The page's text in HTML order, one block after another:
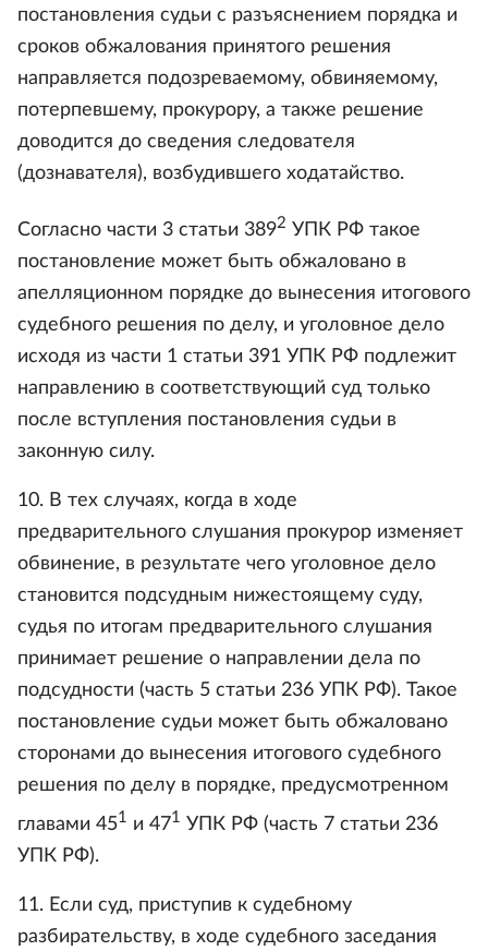
постановления судьи с разъяснением порядка и
сроков обжалования принятого решения
направляется подозреваемому, обвиняемому,
потерпевшему, прокурору, а также решение
доводится до сведения следователя
(дознавателя), возбудившего ходатайство.
Согласно части 3 статьи 3892 УПК РФ такое
постановление может быть обжаловано в
апелляционном порядке до вынесения итогового
судебного решения по делу, и уголовное дело
исходя из части 1 статьи 391 УПК РФ подлежит
направлению в соответствующий суд только
после вступления постановления судьи в
законную силу.
10. В тех случаях, когда в ходе
предварительного слушания прокурор изменяет
обвинение, в результате чего уголовное дело
становится подсудным нижестоящему суду,
судья по итогам предварительного слушания
принимает решение о направлении дела по
подсудности (часть 5 статьи 236 УПК РФ). Такое
постановление судьи может быть обжаловано
сторонами до вынесения итогового судебного
решения по делу в порядке, предусмотренном
главами 451 и 471 УПК РФ (часть 7 статьи 236
УПК РФ).
11. Если суд, приступив к судебному
разбирательству, в ходе судебного заседания